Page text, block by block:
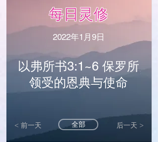
每日灵修
2022年1月9日
以弗所书3:1~6 保罗所
领受的恩典与使命
< 前一天 全部 后一天 >